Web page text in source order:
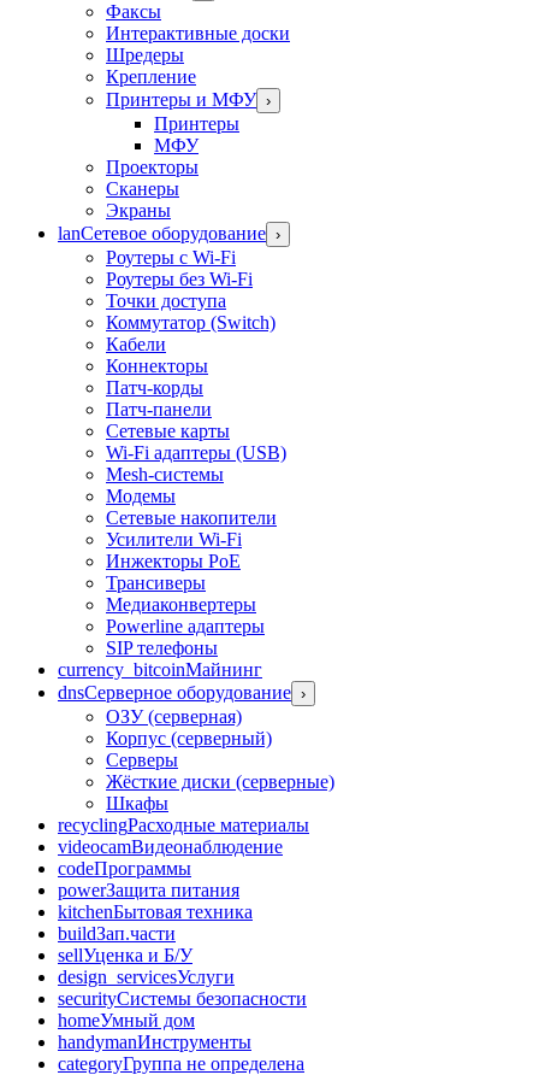
Факсы
Интерактивные доски
Шредеры
Крепление
Принтеры и МФУ ›
Принтеры
МФУ
Проекторы
Сканеры
Экраны
lanСетевое оборудование ›
Роутеры с Wi-Fi
Роутеры без Wi-Fi
Точки доступа
Коммутатор (Switch)
Кабели
Коннекторы
Патч-корды
Патч-панели
Сетевые карты
Wi-Fi адаптеры (USB)
Mesh-системы
Модемы
Сетевые накопители
Усилители Wi-Fi
Инжекторы PoE
Трансиверы
Медиаконвертеры
Powerline адаптеры
SIP телефоны
currency_bitcoinМайнинг
dnsСерверное оборудование ›
ОЗУ (серверная)
Корпус (серверный)
Серверы
Жёсткие диски (серверные)
Шкафы
recyclingРасходные материалы
videocamВидеонаблюдение
codeПрограммы
powerЗащита питания
kitchenБытовая техника
buildЗап.части
sellУценка и Б/У
design_servicesУслуги
securityСистемы безопасности
homeУмный дом
handymanИнструменты
categoryГруппа не определена